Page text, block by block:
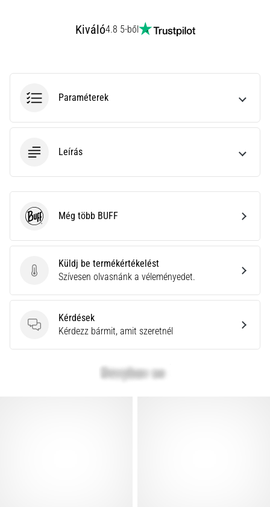
Kiváló4.8 5-ből
Paraméterek
Leírás
Küldj be termékértékelést
Küldj be termékértékelést
Szívesen olvasnánk a véleményedet.
Kérdések
Kérdések
Kérdezz bármit, amit szeretnél
BUFF Még több BUFF